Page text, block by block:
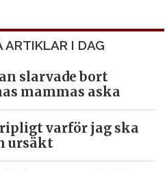
ARTIKLAR I DAG
slarvade bort
mammas aska
varför jag ska
ursäkt